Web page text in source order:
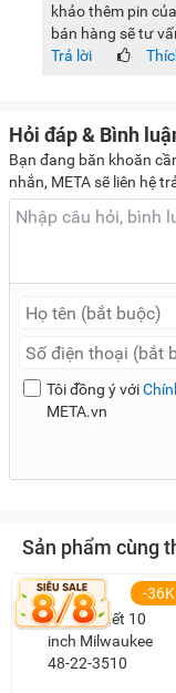
khảo thêm pin
bán hàng sẽ tư
Trả lời
Hỏi đáp & Bình
Bạn đang băn khoăn
nhắn, META sẽ liên hệ
Tôi đồng ý với
META.vn
Sản phẩm cùng
-36K